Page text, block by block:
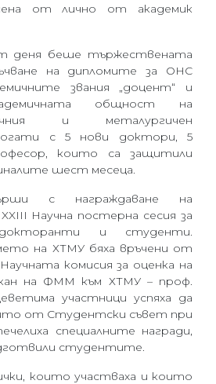
от лично от академик
деня беше тържествената
на дипломите за ОНС
звания „доцент“ и
общност на
и металургичен
с 5 нови доктори, 5
които са защитили
шест месеца.
с награждаване на
I II Научна постерна сесия за
и студенти.
на ХТМУ бяха връчени от
комисия за оценка на
на ФММ към ХТМУ – проф.
участници успяха да
от Студентски съвет при
специалните награди,
студентите.
които участваха и които